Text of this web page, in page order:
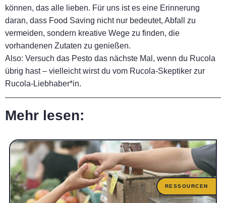
können, das alle lieben. Für uns ist es eine Erinnerung
daran, dass Food Saving nicht nur bedeutet, Abfall zu
vermeiden, sondern kreative Wege zu finden, die
vorhandenen Zutaten zu genießen.
Also: Versuch das Pesto das nächste Mal, wenn du Rucola
übrig hast – vielleicht wirst du vom Rucola-Skeptiker zur
Rucola-Liebhaber*in.
Mehr lesen:
RESSOURCEN